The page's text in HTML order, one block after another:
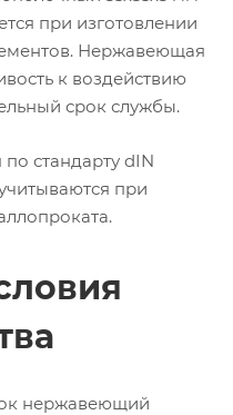
при изготовлении
Нержавеющая
к воздействию
срок службы.
стандарту dIN
при
нержавеющий